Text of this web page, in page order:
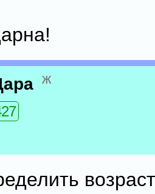
ж